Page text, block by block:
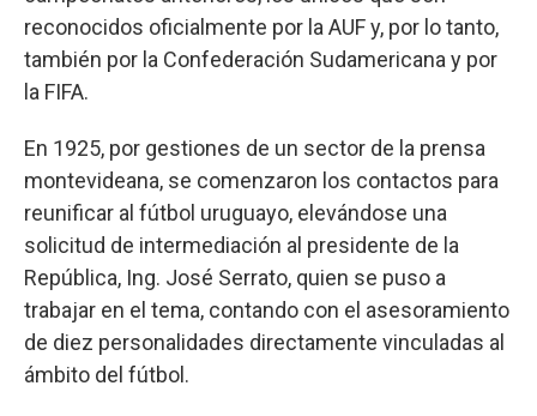
reconocidos oficialmente por la AUF y, por lo tanto,
también por la Confederación Sudamericana y por
la FIFA.
En 1925, por gestiones de un sector de la prensa
montevideana, se comenzaron los contactos para
reunificar al fútbol uruguayo, elevándose una
solicitud de intermediación al presidente de la
República, Ing. José Serrato, quien se puso a
trabajar en el tema, contando con el asesoramiento
de diez personalidades directamente vinculadas al
ámbito del fútbol.